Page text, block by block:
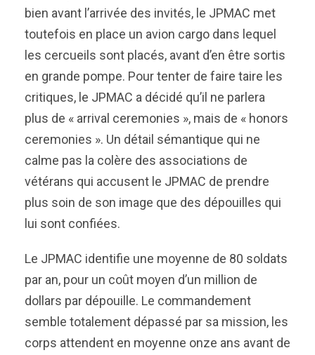
bien avant l’arrivée des invités, le JPMAC met
toutefois en place un avion cargo dans lequel
les cercueils sont placés, avant d’en être sortis
en grande pompe. Pour tenter de faire taire les
critiques, le JPMAC a décidé qu’il ne parlera
plus de « arrival ceremonies », mais de « honors
ceremonies ». Un détail sémantique qui ne
calme pas la colère des associations de
vétérans qui accusent le JPMAC de prendre
plus soin de son image que des dépouilles qui
lui sont confiées.
Le JPMAC identifie une moyenne de 80 soldats
par an, pour un coût moyen d’un million de
dollars par dépouille. Le commandement
semble totalement dépassé par sa mission, les
corps attendent en moyenne onze ans avant de